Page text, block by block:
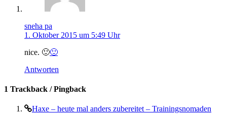
sneha pa
1. Oktober 2015 um 5:49 Uhr
nice. 🙂🙂
Antworten
1 Trackback / Pingback
Haxe – heute mal anders zubereitet – Trainingsnomaden